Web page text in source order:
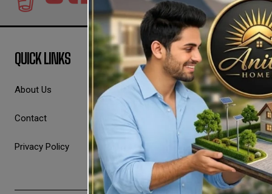
QUICK LINKS
About Us
Contact
Privacy Policy